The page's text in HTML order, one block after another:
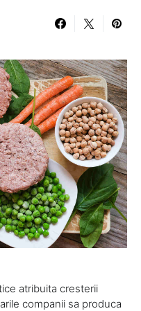
atribuita cresterii
companii sa produca